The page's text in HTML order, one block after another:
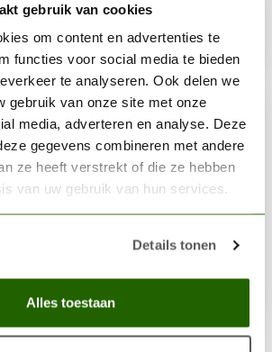
gebruik van cookies
om content en advertenties te
functies voor social media te bieden
te analyseren. Ook delen we
gebruik van onze site met onze
media, adverteren en analyse. Deze
gegevens combineren met andere
ze heeft verstrekt of die ze hebben
van uw gebruik van hun services.
Details tonen
Alles toestaan